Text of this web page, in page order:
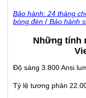
Bảo hành: 24 tháng
bóng đèn ( Bảo hành
Những tính
Độ sáng 3.800 Ansi
Tỷ lệ tương phản